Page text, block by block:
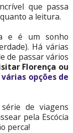
que passa
a leitura.
e é um sonho
Há várias
de passar vários
Florença ou
opções de
de viagens
pela Escócia
perca!